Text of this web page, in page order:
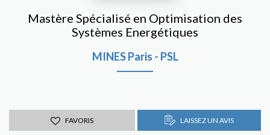
Mastère Spécialisé en Optimisation des
Systèmes Energétiques
MINES Paris - PSL
FAVORIS LAISSEZ UN AVIS